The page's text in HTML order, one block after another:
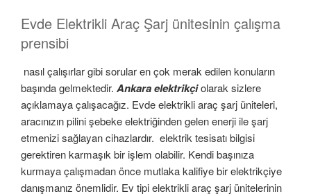
Evde Elektrikli Araç Şarj ünitesinin çalışma
prensibi
nasıl çalışırlar gibi sorular en çok merak edilen konuların
başında gelmektedir. Ankara elektrikçiolarak sizlere
açıklamaya çalışacağız. Evde elektrikli araç şarj üniteleri,
aracınızın pilini şebeke elektriğinden gelen enerji ile şarj
etmenizi sağlayan cihazlardır. elektrik tesisatı bilgisi
gerektiren karmaşık bir işlem olabilir. Kendi başınıza
kurmaya çalışmadan önce mutlaka kalifiye bir elektrikçiye
danışmanız önemlidir. Ev tipi elektrikli araç şarj ünitelerinin